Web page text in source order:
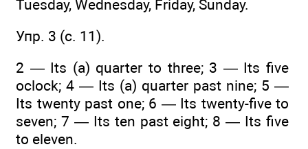
Tuesday, Wednesday, Friday, Sunday.
Упр. 3 (c. 11).
2 — Its (a) quarter to three; 3 — Its five
oclock; 4 — Its (a) quarter past nine; 5 —
Its twenty past one; 6 — Its twenty-five to
seven; 7 — Its ten past eight; 8 — Its five
to eleven.